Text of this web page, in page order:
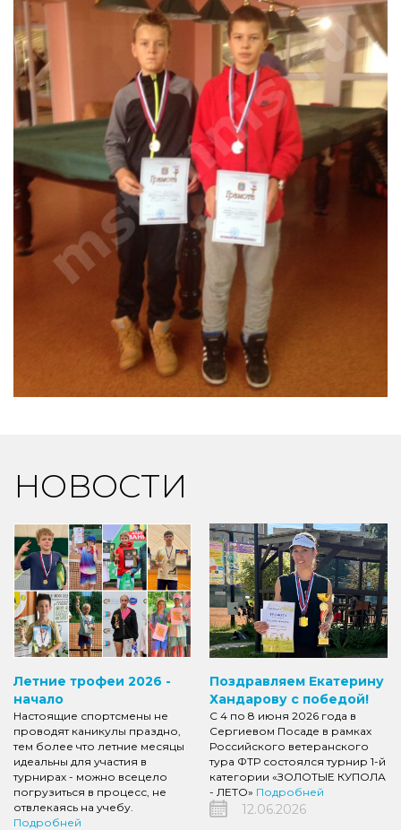
НОВОСТИ
Летние трофеи 2026 -
начало
Настоящие спортсмены не
проводят каникулы праздно,
тем более что летние месяцы
идеальны для участия в
турнирах - можно всецело
погрузиться в процесс, не
отвлекаясь на учебу.
Подробней
Поздравляем Екатерину
Хандарову с победой!
С 4 по 8 июня 2026 года в
Сергиевом Посаде в рамках
Российского ветеранского
тура ФТР состоялся турнир 1-й
категории «ЗОЛОТЫЕ КУПОЛА
- ЛЕТО» Подробней
12.06.2026